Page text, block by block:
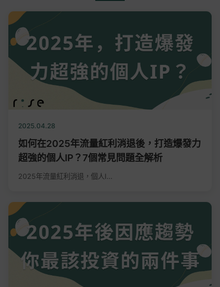
2025.04.28
如何在2025年流量紅利消退後，打造爆發力
超強的個人IP？7個常見問題全解析
2025年流量紅利消退，個人I...